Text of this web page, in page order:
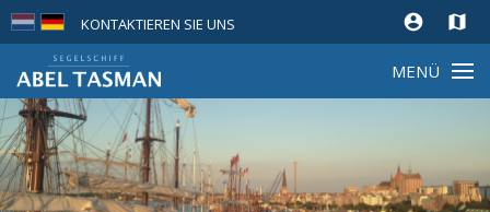
account_circle map
KONTAKTIEREN SIE UNS
MENÜ